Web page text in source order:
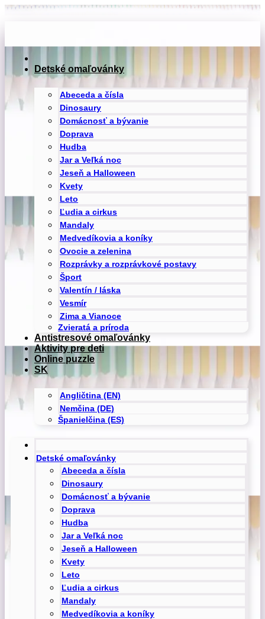
Preskočiť
Detské omaľovánky
Abeceda a čísla
Dinosaury
Domácnosť a bývanie
Doprava
Hudba
Jar a Veľká noc
Jeseň a Halloween
Kvety
Leto
Ľudia a cirkus
Mandaly
Medvedíkovia a koníky
Ovocie a zelenina
Rozprávky a rozprávkové postavy
Šport
Valentín / láska
Vesmír
Zima a Vianoce
Zvieratá a príroda
Antistresové omaľovánky
Aktivity pre deti
Online puzzle
SK
Angličtina (EN)
Nemčina (DE)
Španielčina (ES)
Detské omaľovánky
Abeceda a čísla
Dinosaury
Domácnosť a bývanie
Doprava
Hudba
Jar a Veľká noc
Jeseň a Halloween
Kvety
Leto
Ľudia a cirkus
Mandaly
Medvedíkovia a koníky